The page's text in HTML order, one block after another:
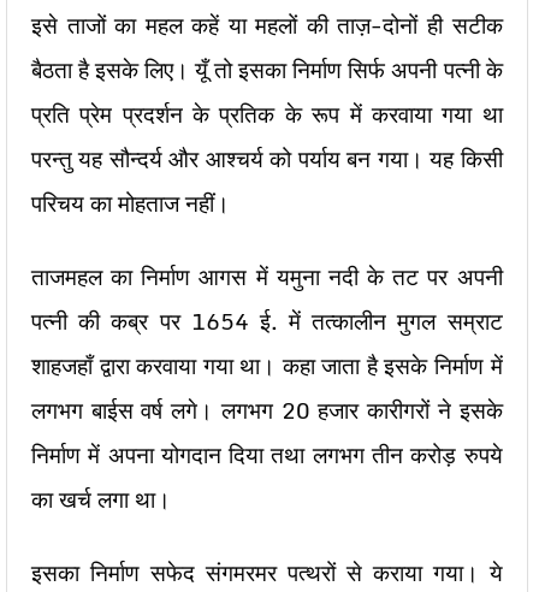
इसे ताजों का महल कहें या महलों की ताज़-दोनों ही सटीक
बैठता है इसके लिए। यूँ तो इसका निर्माण सिर्फ अपनी पत्नी के
प्रति प्रेम प्रदर्शन के प्रतिक के रूप में करवाया गया था
परन्तु यह सौन्दर्य और आश्चर्य को पर्याय बन गया। यह किसी
परिचय का मोहताज नहीं।
ताजमहल का निर्माण आगस में यमुना नदी के तट पर अपनी
पत्नी की कब्र पर 1654 ई. में तत्कालीन मुगल सम्राट
शाहजहाँ द्वारा करवाया गया था। कहा जाता है इसके निर्माण में
लगभग बाईस वर्ष लगे। लगभग 20 हजार कारीगरों ने इसके
निर्माण में अपना योगदान दिया तथा लगभग तीन करोड़ रुपये
का खर्च लगा था।
इसका निर्माण सफेद संगमरमर पत्थरों से कराया गया। ये